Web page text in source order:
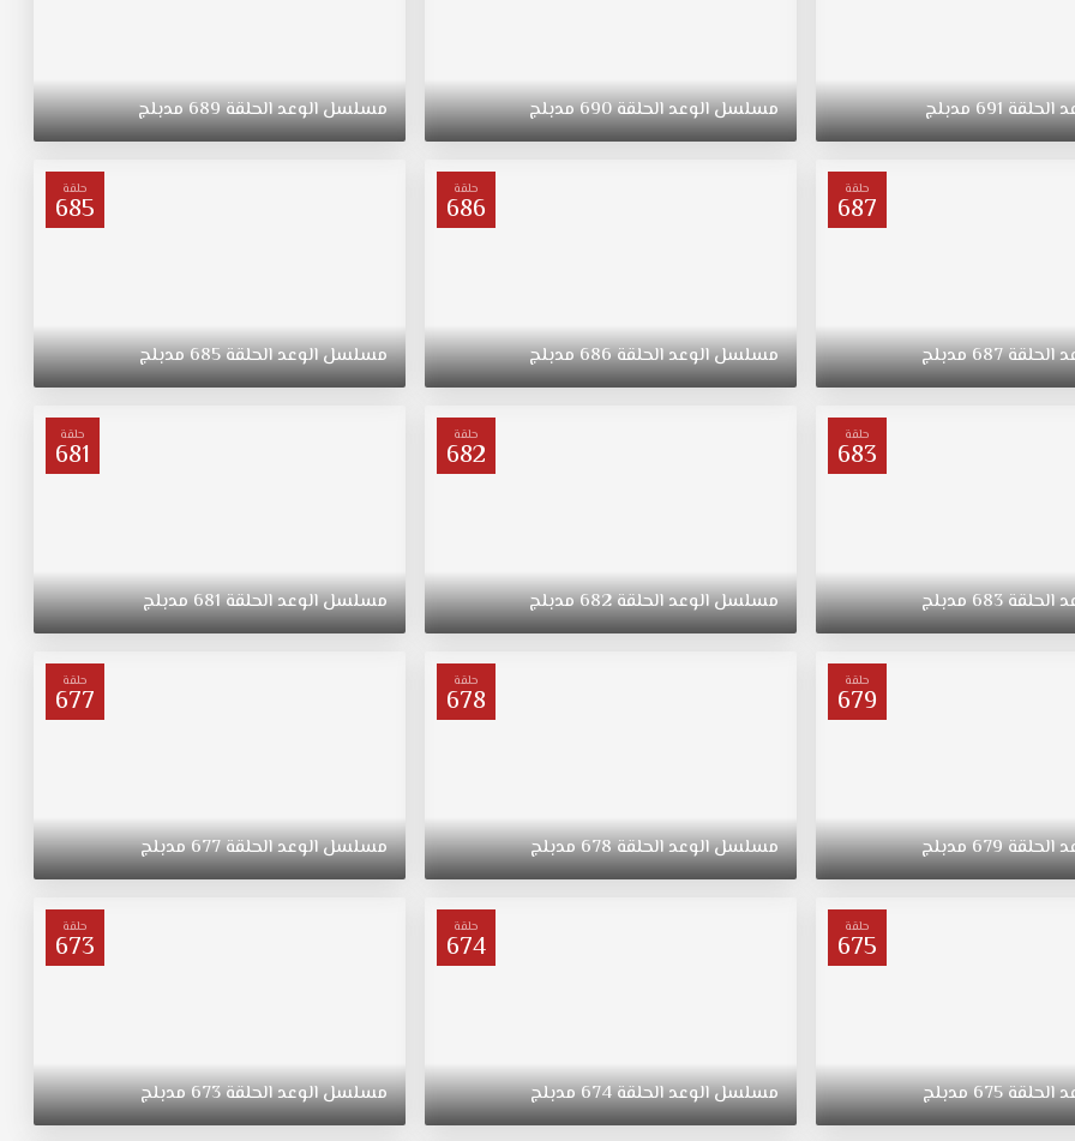
الحلقة691مدبلج مسلسلالوعدالحلقة690مدبلج مسلسلالوعدالحلقة689مدبلج
حلقة
687
الحلقة687مدبلج
حلقة
686
مسلسلالوعدالحلقة686مدبلج
حلقة
685
مسلسلالوعدالحلقة685مدبلج
حلقة
683
الحلقة683مدبلج
حلقة
682
مسلسلالوعدالحلقة682مدبلج
حلقة
681
مسلسلالوعدالحلقة681مدبلج
حلقة
679
الحلقة679مدبلج
حلقة
678
مسلسلالوعدالحلقة678مدبلج
حلقة
677
مسلسلالوعدالحلقة677مدبلج
حلقة
675
الحلقة675مدبلج
حلقة
674
مسلسلالوعدالحلقة674مدبلج
حلقة
673
مسلسلالوعدالحلقة673مدبلج